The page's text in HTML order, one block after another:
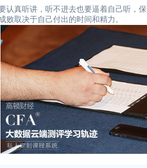
真听讲，听不进去也要逼着自己听，保
取决于自己付出的时间和精力。